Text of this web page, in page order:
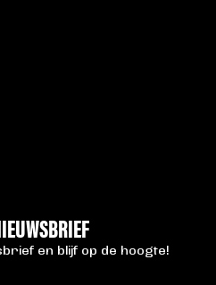
en blijf op de hoogte!